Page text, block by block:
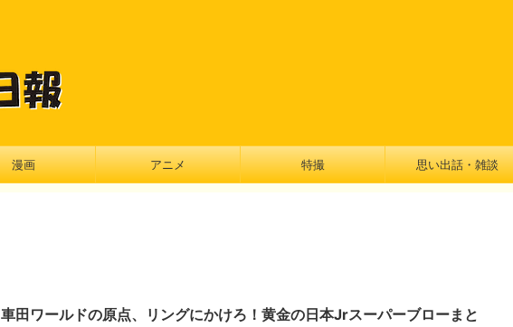
漫画 アニメ 特撮 思い出話・雑談
車田ワールドの原点、リングにかけろ！黄金の日本Jrスーパーブローまと